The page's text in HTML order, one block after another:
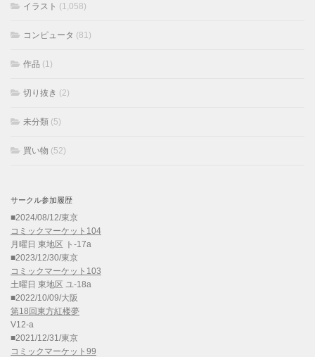
イラスト (1,058)
コンピュータ (81)
作品 (1)
切り抜き (2)
未分類 (5)
買い物 (52)
サークル参加履歴
■2024/08/12/東京
コミックマーケット104
月曜日 東地区 ト-17a
■2023/12/30/東京
コミックマーケット103
土曜日 東地区 ユ-18a
■2022/10/09/大阪
第18回東方紅楼夢
V12-a
■2021/12/31/東京
コミックマーケット99